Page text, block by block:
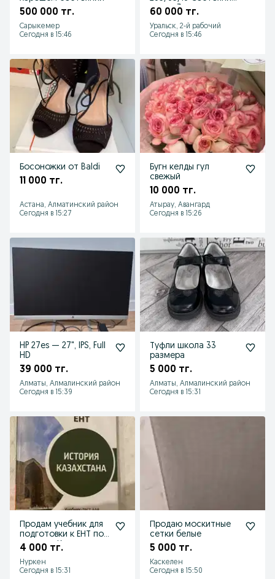
500 000 тг.
Сарыкемер
Сегодня в 15:46
новые 3 штуки
60 000 тг.
Уральск, 2-й рабочий
Сегодня в 15:46
Босоножки от Baldi
11 000 тг.
Астана, Алматинский район
Сегодня в 15:27
Бугн келды гул
свежый
10 000 тг.
Атырау, Авангард
Сегодня в 15:26
HP 27es — 27", IPS, Full
HD
39 000 тг.
Алматы, Алмалинский район
Сегодня в 15:39
Туфли школа 33
размера
5 000 тг.
Алматы, Алмалинский район
Сегодня в 15:31
Продам учебник для
подготовки к ЕНТ по
истории Казахстана
4 000 тг.
Нуркен
Сегодня в 15:31
Продаю москитные
сетки белые
5 000 тг.
Каскелен
Сегодня в 15:50